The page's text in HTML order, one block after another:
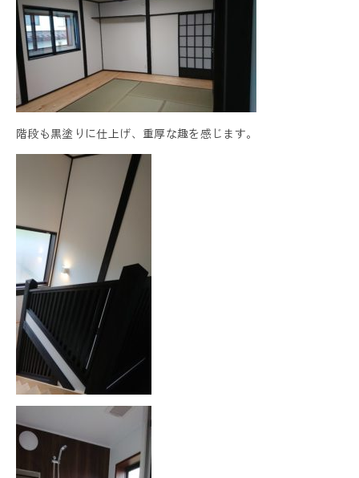
階段も黒塗りに仕上げ、重厚な趣を感じます。